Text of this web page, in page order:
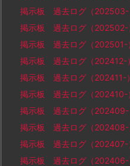
掲示板 過去ログ（202503-
掲示板 過去ログ（202502-
掲示板 過去ログ（202501-
掲示板 過去ログ（202412-
掲示板 過去ログ（202411-
掲示板 過去ログ（202410-
掲示板 過去ログ（202409-
掲示板 過去ログ（202408-
掲示板 過去ログ（202407-
掲示板 過去ログ（202406-